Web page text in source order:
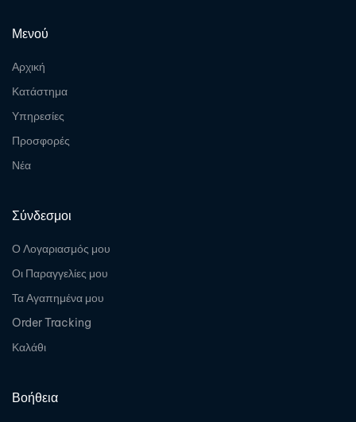
Μενού
Αρχική
Κατάστημα
Υπηρεσίες
Προσφορές
Νέα
Σύνδεσμοι
Ο Λογαριασμός μου
Οι Παραγγελίες μου
Τα Αγαπημένα μου
Order Tracking
Καλάθι
Βοήθεια